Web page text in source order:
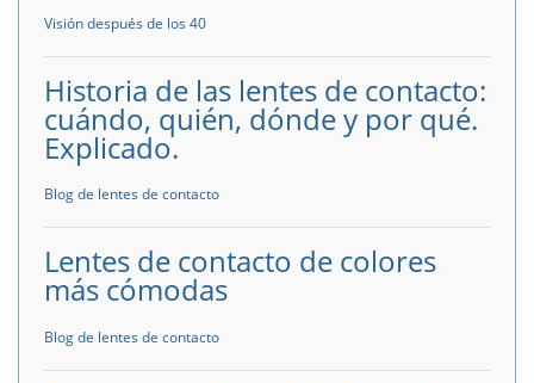
Visión después de los 40
Historia de las lentes de contacto:
cuándo, quién, dónde y por qué.
Explicado.
Blog de lentes de contacto
Lentes de contacto de colores
más cómodas
Blog de lentes de contacto